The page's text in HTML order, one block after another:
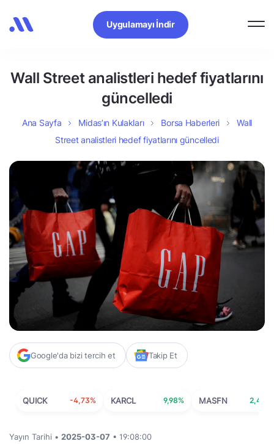
Uygulamayı İndir
Wall Street analistleri hedef fiyatlarını
güncelledi
Ana Sayfa Midas’ın Kulakları Borsa Haberleri
Wall
Street analistleri hedef fiyatlarını güncelledi
Google'da bizi tercih et Takip Et
QUICK -4,73% KARCL 9,98% MASFN 2,44%
Yayın Tarihi • 2025-03-07 • 19:08:00